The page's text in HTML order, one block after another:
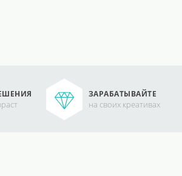
ЗАРАБАТЫВАЙТЕ
на своих креативах